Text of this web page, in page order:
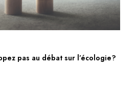
pas au débat sur l’écologie?